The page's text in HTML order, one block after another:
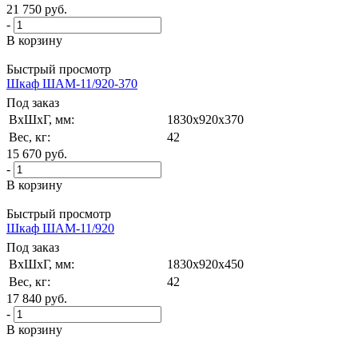
21 750 руб.
-
В корзину
Быстрый просмотр
Шкаф ШАМ-11/920-370
Под заказ
ВxШxГ, мм:
1830x920x370
Вес, кг:
42
15 670 руб.
-
В корзину
Быстрый просмотр
Шкаф ШАМ-11/920
Под заказ
ВxШxГ, мм:
1830x920x450
Вес, кг:
42
17 840 руб.
-
В корзину